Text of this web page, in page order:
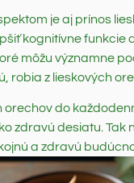
je aj prínos
kognitívne
môžu významne
robia z lieskových
orechov do
zdravú desiatu.
a zdravú